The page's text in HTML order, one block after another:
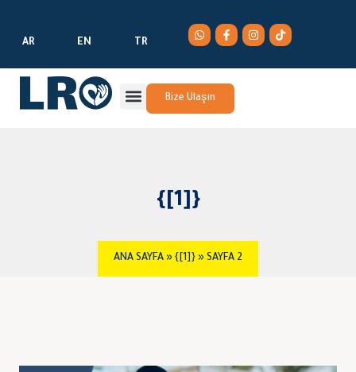
AR EN TR
Bize Ulaşın
{[1]}
ANA SAYFA » {[1]} » SAYFA 2